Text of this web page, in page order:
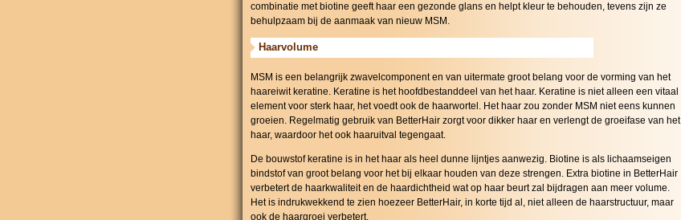
combinatie met biotine geeft haar een gezonde glans en helpt kleur te behouden, tevens zijn ze
behulpzaam bij de aanmaak van nieuw MSM.
Haarvolume
MSM is een belangrijk zwavelcomponent en van uitermate groot belang voor de vorming van het
haareiwit keratine. Keratine is het hoofdbestanddeel van het haar. Keratine is niet alleen een vitaal
element voor sterk haar, het voedt ook de haarwortel. Het haar zou zonder MSM niet eens kunnen
groeien. Regelmatig gebruik van BetterHair zorgt voor dikker haar en verlengt de groeifase van het
haar, waardoor het ook haaruitval tegengaat.
De bouwstof keratine is in het haar als heel dunne lijntjes aanwezig. Biotine is als lichaamseigen
bindstof van groot belang voor het bij elkaar houden van deze strengen. Extra biotine in BetterHair
verbetert de haarkwaliteit en de haardichtheid wat op haar beurt zal bijdragen aan meer volume.
Het is indrukwekkend te zien hoezeer BetterHair, in korte tijd al, niet alleen de haarstructuur, maar
ook de haargroei verbetert.